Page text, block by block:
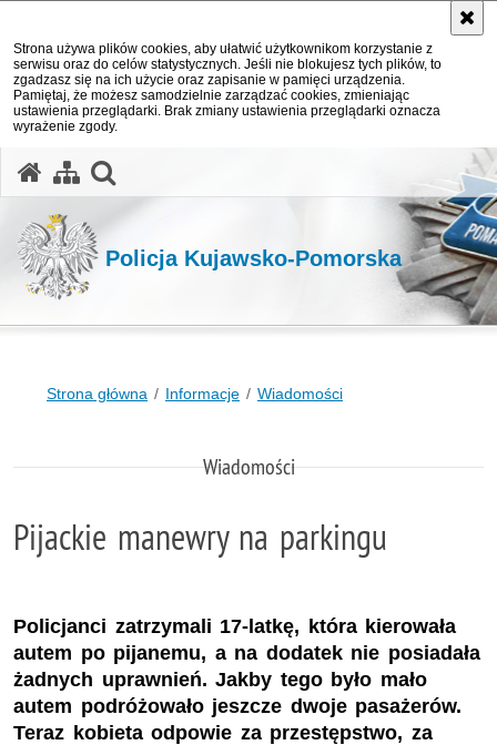
Strona używa plików cookies, aby ułatwić użytkownikom korzystanie z
serwisu oraz do celów statystycznych. Jeśli nie blokujesz tych plików, to
zgadzasz się na ich użycie oraz zapisanie w pamięci urządzenia.
Pamiętaj, że możesz samodzielnie zarządzać cookies, zmieniając
ustawienia przeglądarki. Brak zmiany ustawienia przeglądarki oznacza
wyrażenie zgody.
Policja Kujawsko-Pomorska
Strona główna Informacje Wiadomości
Wiadomości
Pijackie manewry na parkingu
Policjanci zatrzymali 17-latkę, która kierowała
autem po pijanemu, a na dodatek nie posiadała
żadnych uprawnień. Jakby tego było mało
autem podróżowało jeszcze dwoje pasażerów.
Teraz kobieta odpowie za przestępstwo, za